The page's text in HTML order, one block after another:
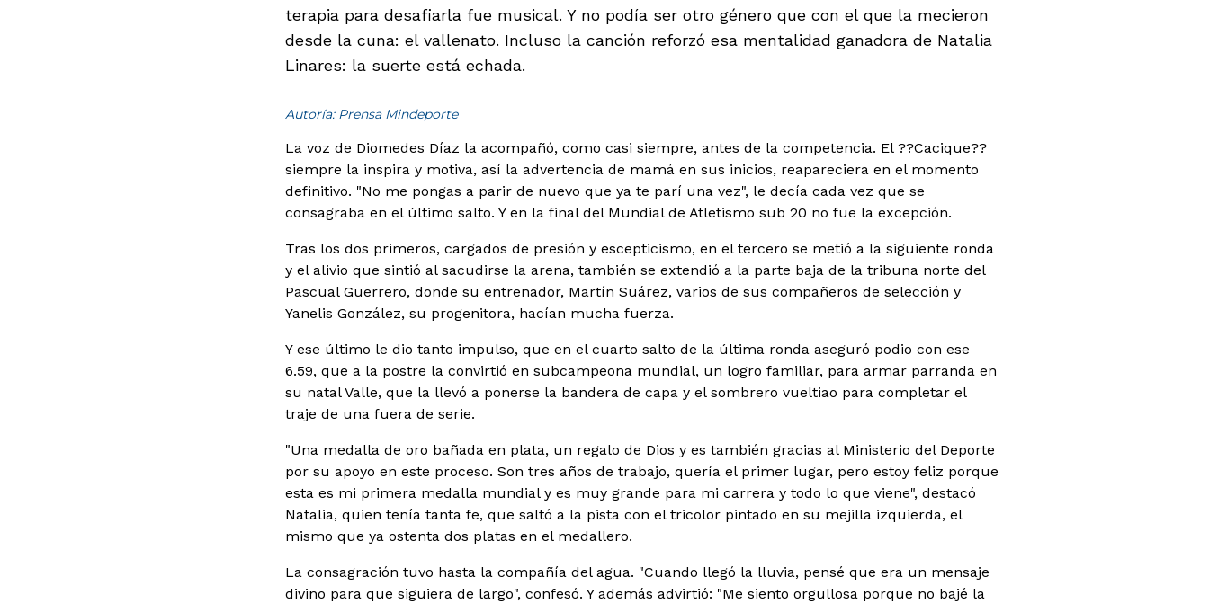
terapia para desafiarla fue musical. Y no podía ser otro género que con el que la mecieron
desde la cuna: el vallenato. Incluso la canción reforzó esa mentalidad ganadora de Natalia
Linares: la suerte está echada.
Autoría: Prensa Mindeporte
La voz de Diomedes Díaz la acompañó, como casi siempre, antes de la competencia. El ??Cacique??
siempre la inspira y motiva, así la advertencia de mamá en sus inicios, reapareciera en el momento
definitivo. "No me pongas a parir de nuevo que ya te parí una vez", le decía cada vez que se
consagraba en el último salto. Y en la final del Mundial de Atletismo sub 20 no fue la excepción.
Tras los dos primeros, cargados de presión y escepticismo, en el tercero se metió a la siguiente ronda
y el alivio que sintió al sacudirse la arena, también se extendió a la parte baja de la tribuna norte del
Pascual Guerrero, donde su entrenador, Martín Suárez, varios de sus compañeros de selección y
Yanelis González, su progenitora, hacían mucha fuerza.
Y ese último le dio tanto impulso, que en el cuarto salto de la última ronda aseguró podio con ese
6.59, que a la postre la convirtió en subcampeona mundial, un logro familiar, para armar parranda en
su natal Valle, que la llevó a ponerse la bandera de capa y el sombrero vueltiao para completar el
traje de una fuera de serie.
"Una medalla de oro bañada en plata, un regalo de Dios y es también gracias al Ministerio del Deporte
por su apoyo en este proceso. Son tres años de trabajo, quería el primer lugar, pero estoy feliz porque
esta es mi primera medalla mundial y es muy grande para mi carrera y todo lo que viene", destacó
Natalia, quien tenía tanta fe, que saltó a la pista con el tricolor pintado en su mejilla izquierda, el
mismo que ya ostenta dos platas en el medallero.
La consagración tuvo hasta la compañía del agua. "Cuando llegó la lluvia, pensé que era un mensaje
divino para que siguiera de largo", confesó. Y además advirtió: "Me siento orgullosa porque no bajé la